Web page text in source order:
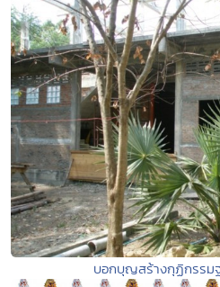
บอกบุญสร้างกุฏิกรรม